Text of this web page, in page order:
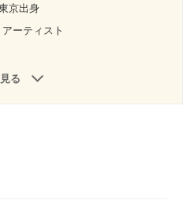
京出身
ーティスト
る